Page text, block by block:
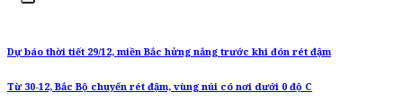
Dự báo thời tiết 29/12, miền Bắc hửng nắng trước khi đón rét đậm
Từ 30-12, Bắc Bộ chuyển rét đậm, vùng núi có nơi dưới 0 độ C